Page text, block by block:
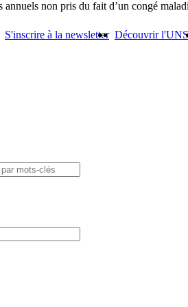
S'inscrire à la newsletter Découvrir